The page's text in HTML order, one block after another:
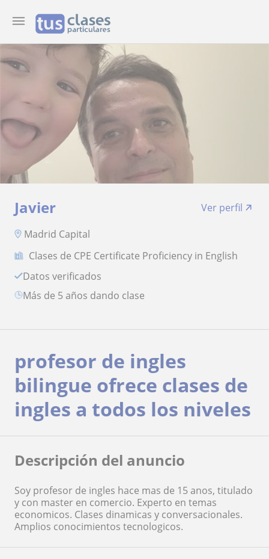
Javier
Ver perfil
Madrid Capital
Clases de CPE Certificate Proficiency in English
Datos verificados
más de 5 años dando clase
profesor de ingles
bilingue ofrece clases de
ingles a todos los niveles
Descripción del anuncio
Soy profesor de ingles hace mas de 15 anos, titulado
y con master en comercio. Experto en temas
economicos. Clases dinamicas y conversacionales.
Amplios conocimientos tecnologicos.